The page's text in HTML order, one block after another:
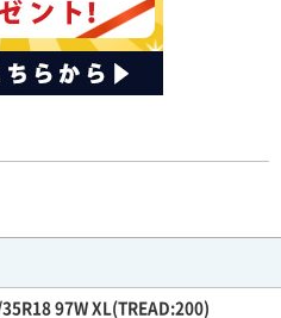
97W XL(TREAD:200)